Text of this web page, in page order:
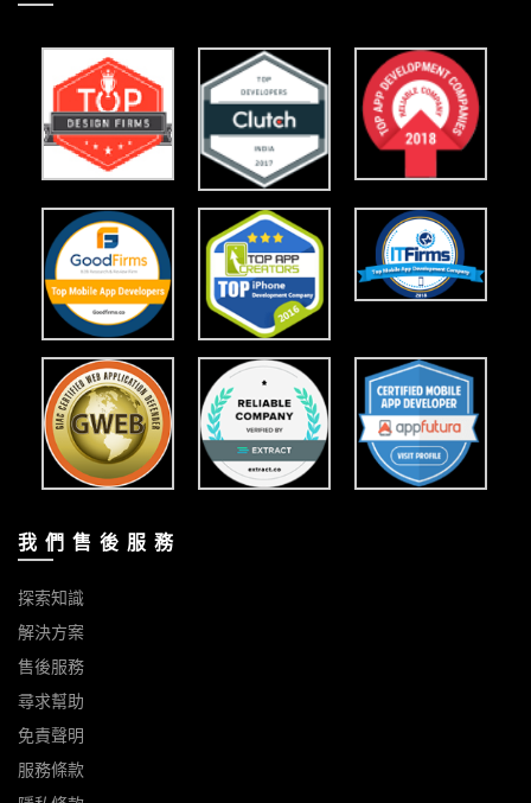
我 們 售 後 服 務
探索知識
解決方案
售後服務
尋求幫助
免責聲明
服務條款